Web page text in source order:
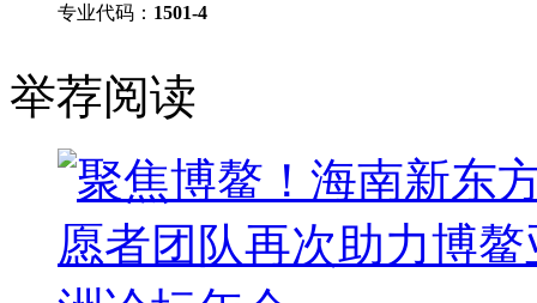
专业代码： 1501-4
举荐阅读